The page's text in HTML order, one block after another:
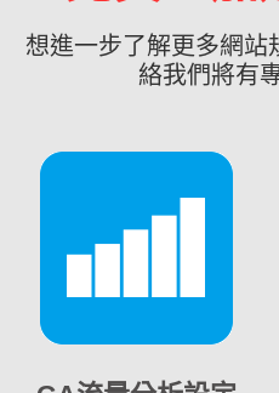
想進一步了解更多網站
絡我們將有